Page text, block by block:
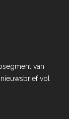
van
vol